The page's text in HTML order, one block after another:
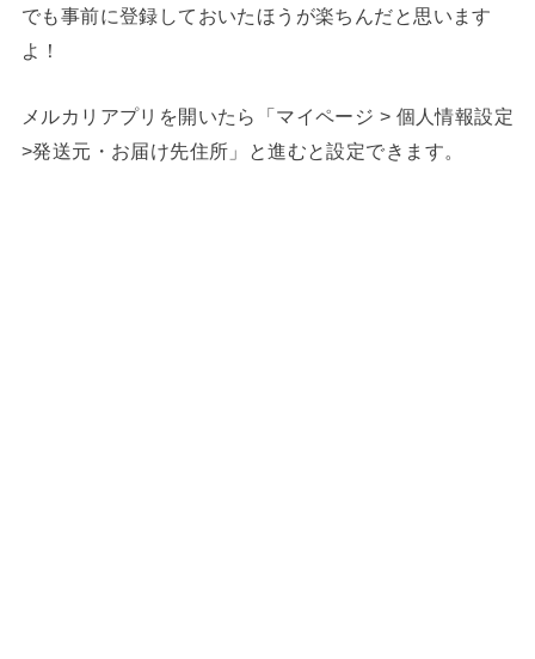
でも事前に登録しておいたほうが楽ちんだと思います
よ！
メルカリアプリを開いたら「マイページ > 個人情報設定
>発送元・お届け先住所」と進むと設定できます。